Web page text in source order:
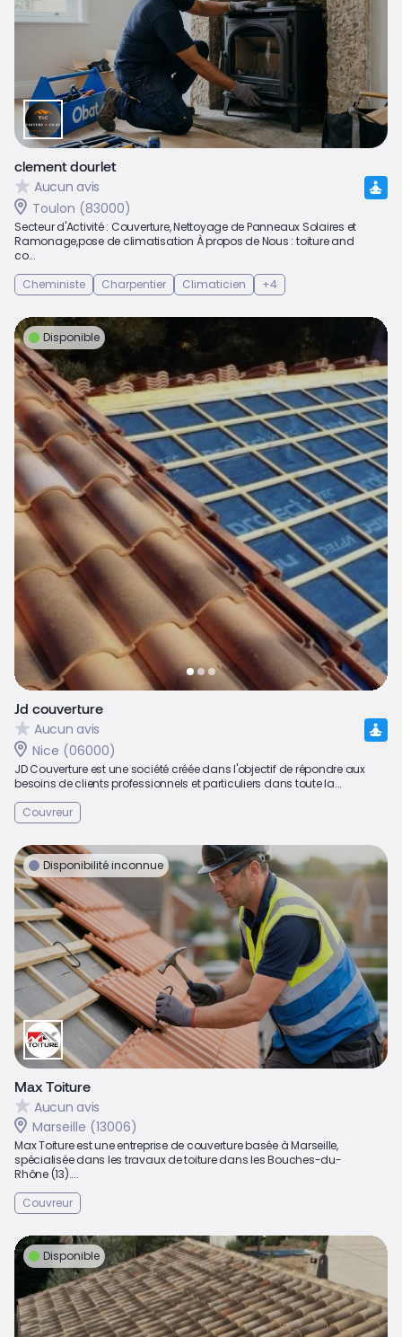
clement dourlet
Aucun avis
Toulon (83000)
Secteur d'Activité : Couverture, Nettoyage de Panneaux Solaires et
Ramonage,pose de climatisation À propos de Nous : toiture and
co...
Cheministe
Charpentier Climaticien +4
Disponible
Jd couverture
Aucun avis
Nice (06000)
JD Couverture est une société créée dans l'objectif de répondre aux
besoins de clients professionnels et particuliers dans toute la...
Couvreur
Disponibilité inconnue
Max Toiture
Aucun avis
Marseille (13006)
Max Toiture est une entreprise de couverture basée à Marseille,
spécialisée dans les travaux de toiture dans les Bouches-du-
Rhône (13)....
Couvreur
Disponible